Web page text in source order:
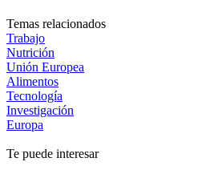
Temas relacionados
Trabajo
Nutrición
Unión Europea
Alimentos
Tecnología
Investigación
Europa
Te puede interesar